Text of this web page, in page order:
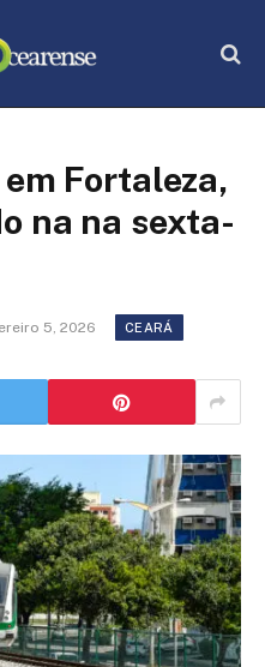
Fortaleza,
na na sexta-
5, 2026 CEARÁ